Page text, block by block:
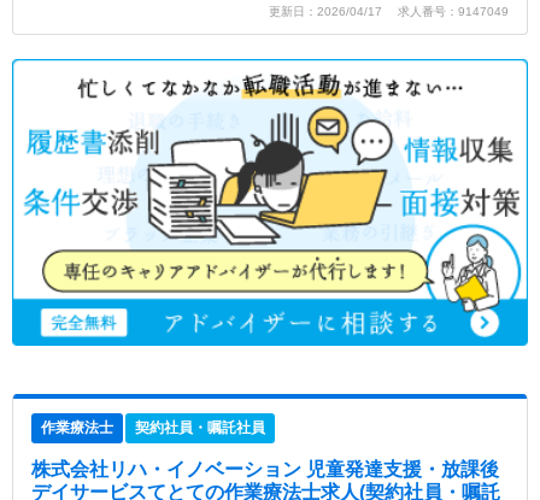
更新日：2026/04/17 求人番号：9147049
作業療法士 契約社員・嘱託社員
株式会社リハ・イノベーション 児童発達支援・放課後
デイサービスてとての作業療法士求人(契約社員・嘱託